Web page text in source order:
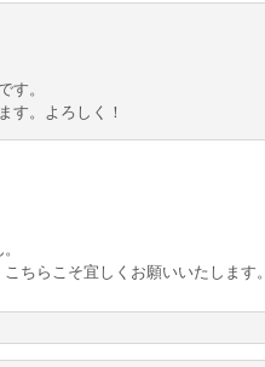
す。
す。よろしく！
ちらこそ宜しくお願いいたします。